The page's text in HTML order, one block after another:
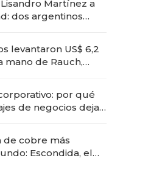
Martínez a
dos argentinos
cuidado corporal
levantaron US$ 6,2
mano de Rauch,
por qué
de negocios dejan
de cobre más
Escondida, el